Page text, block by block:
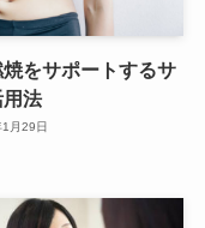
をサポートするサ
用法
月29日